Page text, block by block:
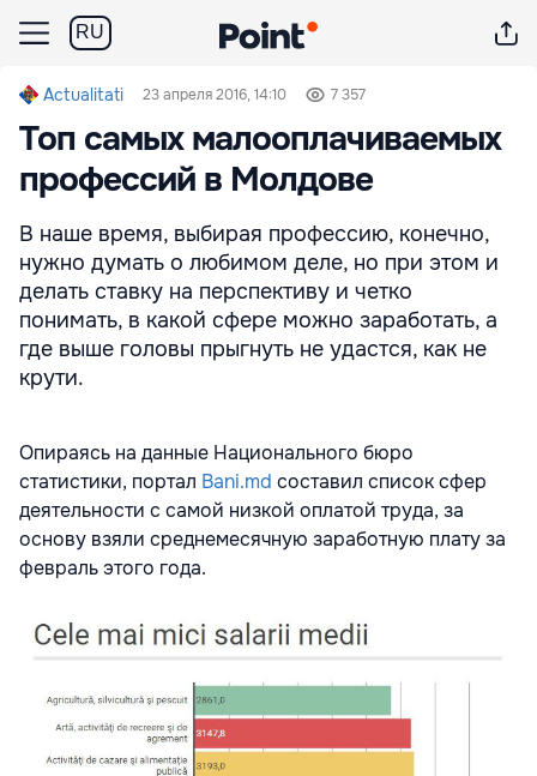
RU
Actualitati 23 апреля 2016, 14:10 7 357
Топ самых малооплачиваемых
профессий в Молдове
В наше время, выбирая профессию, конечно,
нужно думать о любимом деле, но при этом и
делать ставку на перспективу и четко
понимать, в какой сфере можно заработать, а
где выше головы прыгнуть не удастся, как не
крути.
Опираясь на данные Национального бюро
статистики, портал Bani.md составил список сфер
деятельности с самой низкой оплатой труда, за
основу взяли среднемесячную заработную плату за
февраль этого года.